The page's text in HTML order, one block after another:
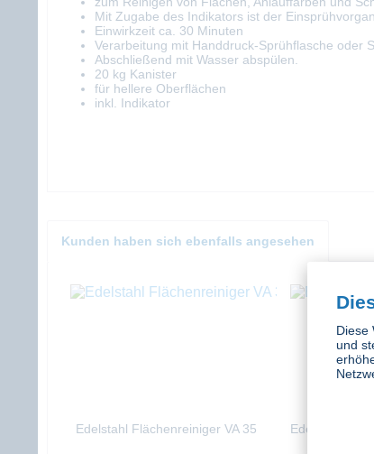
Mit Zugabe des Indikators ist der
Einwirkzeit ca. 30 Minuten
Verarbeitung mit Handdruck-Sprühflasche oder
Abschließend mit Wasser abspülen.
20 kg Kanister
für hellere Oberflächen
inkl. Indikator
Kunden haben sich ebenfalls angesehen
Edelstahl Flächenreiniger VA 35
Edelstahl
Diese
und